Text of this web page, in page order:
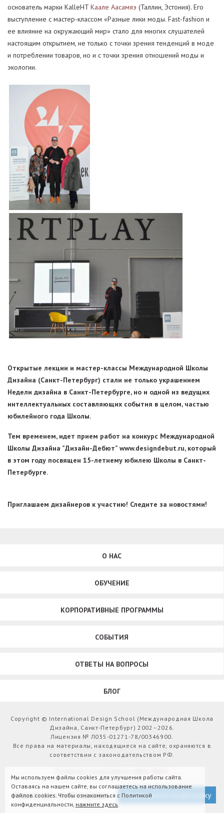
основатель марки KalleHT Каале Аасамяэ (Таллин, Эстония). Его
выступление с мастер-классом «Разные лики моды. Fast-fashion и
ее влияние на окружающий мир» стало для многих слушателей
настоящим открытием, не только с точки зрения тенденций в моде
и потреблении товаров, но и с точки зрения отношений моды и
экологии.
Открытые лекции и мастер-классы Международной Школы
Дизайна (Санкт-Петербург) стали не только украшением
Недели дизайна в Санкт-Петербурге, но и одной из ведущих
интеллектуальных составляющих события в целом, частью
юбилейного года Школы.
Тем временем, идет прием работ на конкурс Международной
Школы Дизайна ”Дизайн-Дебют” www.designdebut.ru, который
в этом году посвящен 15-летнему юбилею Школы в Санкт-
Петербурге.
Приглашаем дизайнеров к участию! Следите за новостями!
О НАС
ОБУЧЕНИЕ
КОРПОРАТИВНЫЕ ПРОГРАММЫ
СОБЫТИЯ
ОТВЕТЫ НА ВОПРОСЫ
БЛОГ
Copyright © International Design School (Международная Школа
Дизайна, Санкт-Петербург) 2002–2026.
Лицензия № Л035-01271-78/00346900.
Все права на материалы, находящиеся на сайте, охраняются в
соответствии с законодательством РФ.
Версия для слабовидящих Подписаться на рассылку
Мы используем файлы cookies для улучшения работы сайта.
Оставаясь на нашем сайте, вы соглашаетесь на использование
файлов cookies. Чтобы ознакомиться с Политикой
конфиденциальности, нажмите здесь.